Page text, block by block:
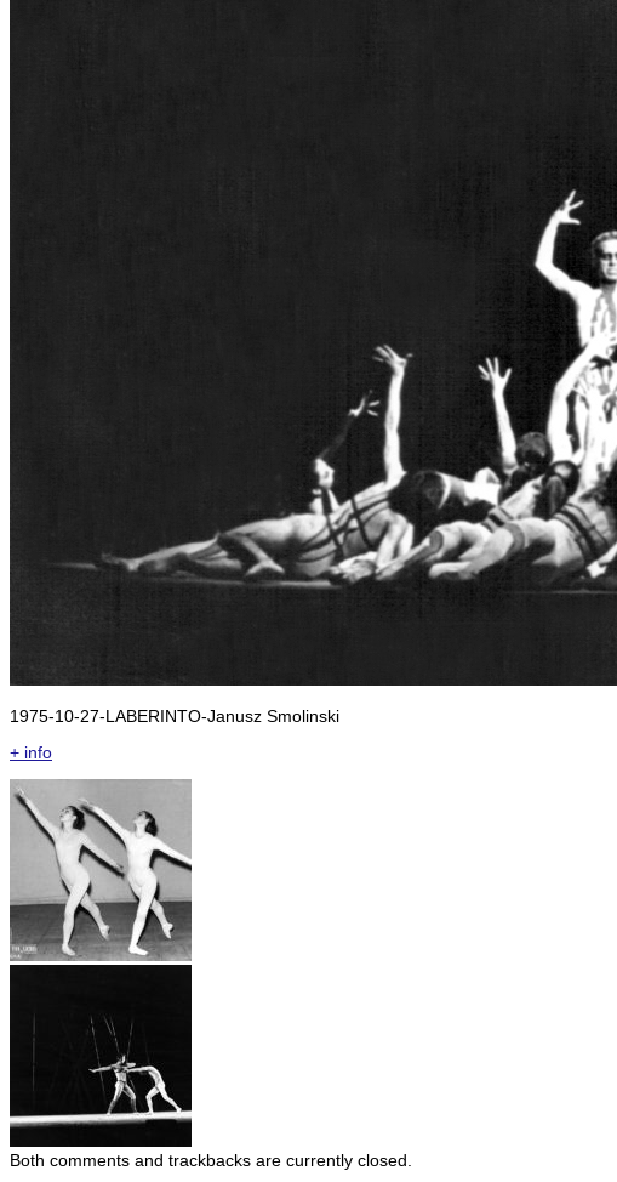
1975-10-27-LABERINTO-Janusz Smolinski
+ info
Both comments and trackbacks are currently closed.